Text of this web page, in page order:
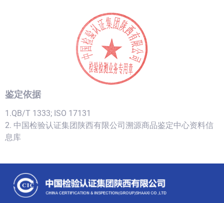
鉴定依据
1.QB/T 1333; ISO 17131
2. 中国检验认证集团陕西有限公司溯源商品鉴定中心资料信
息库